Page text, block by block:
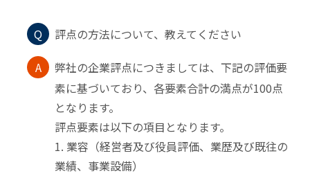
Q
評点の方法について、教えてください
A
弊社の企業評点につきましては、下記の評価要
素に基づいており、各要素合計の満点が100点
となります。
評点要素は以下の項目となります。
1. 業容（経営者及び役員評価、業歴及び既往の
業績、事業設備）